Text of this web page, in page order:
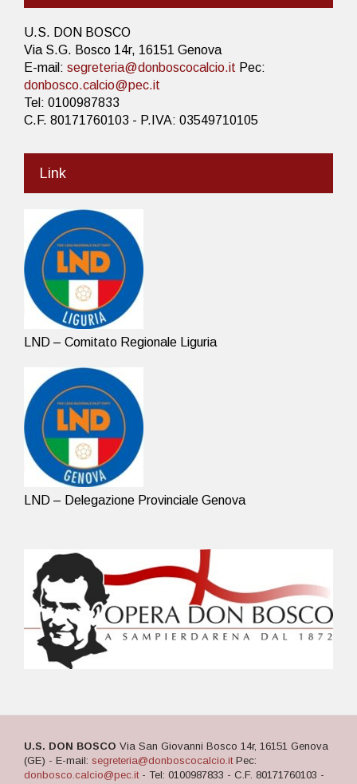
U.S. DON BOSCO
Via S.G. Bosco 14r, 16151 Genova
E-mail: segreteria@donboscocalcio.it Pec:
donbosco.calcio@pec.it
Tel: 0100987833
C.F. 80171760103 - P.IVA: 03549710105
Link
LND – Comitato Regionale Liguria
LND – Delegazione Provinciale Genova
U.S. DON BOSCO Via San Giovanni Bosco 14r, 16151 Genova
(GE) - E-mail: segreteria@donboscocalcio.itPec:
donbosco.calcio@pec.it- Tel: 0100987833 - C.F. 80171760103 -